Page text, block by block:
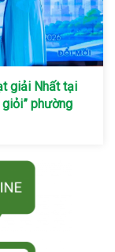
giải Nhất tại
phường